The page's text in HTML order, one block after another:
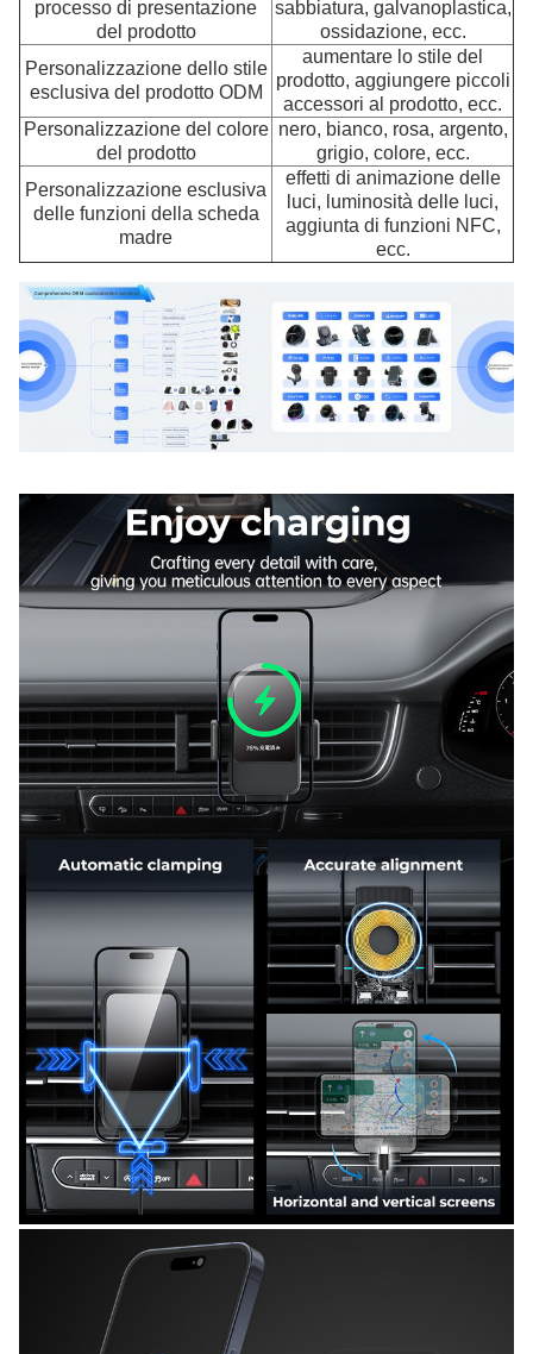
processo di presentazione
del prodotto
sabbiatura, galvanoplastica,
ossidazione, ecc.
Personalizzazione dello stile
esclusiva del prodotto ODM
aumentare lo stile del
prodotto, aggiungere piccoli
accessori al prodotto, ecc.
Personalizzazione del colore
del prodotto
nero, bianco, rosa, argento,
grigio, colore, ecc.
Personalizzazione esclusiva
delle funzioni della scheda
madre
effetti di animazione delle
luci, luminosità delle luci,
aggiunta di funzioni NFC,
ecc.